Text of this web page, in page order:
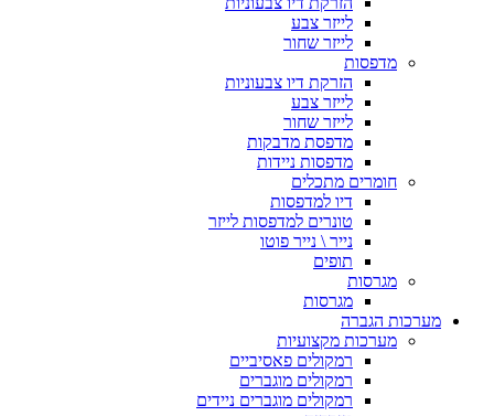
לייזר צבע
לייזר שחור
מדפסות
הזרקת דיו צבעוניות
לייזר צבע
לייזר שחור
מדפסת מדבקות
מדפסות ניידות
חומרים מתכלים
דיו למדפסות
טונרים למדפסות לייזר
נייר \ נייר פוטו
תופים
מגרסות
מגרסות
מערכות הגברה
מערכות מקצועיות
רמקולים פאסיביים
רמקולים מוגברים
רמקולים מוגברים ניידים